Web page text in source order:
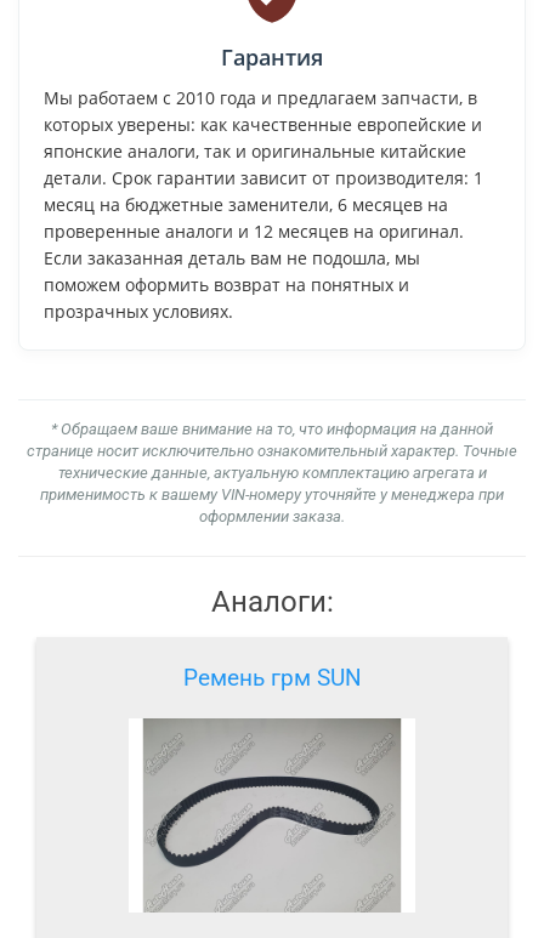
Гарантия
Мы работаем с 2010 года и предлагаем запчасти, в
которых уверены: как качественные европейские и
японские аналоги, так и оригинальные китайские
детали. Срок гарантии зависит от производителя: 1
месяц на бюджетные заменители, 6 месяцев на
проверенные аналоги и 12 месяцев на оригинал.
Если заказанная деталь вам не подошла, мы
поможем оформить возврат на понятных и
прозрачных условиях.
* Обращаем ваше внимание на то, что информация на данной
странице носит исключительно ознакомительный характер. Точные
технические данные, актуальную комплектацию агрегата и
применимость к вашему VIN-номеру уточняйте у менеджера при
оформлении заказа.
Аналоги:
Ремень грм SUN